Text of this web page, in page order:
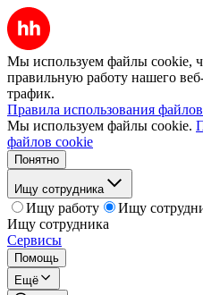
Мы используем файлы cookie,
правильную работу нашего
трафик.
Правила использования
Мы используем файлы cookie.
файлов cookie
Понятно
Ищу сотрудника
Ищу работу
Ищу
Ищу сотрудника
Сервисы
Помощь
Ещё